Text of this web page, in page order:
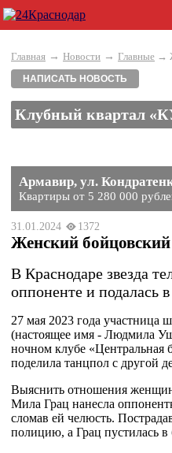
Главная → Новости → Главные →
НАПИСАТЬ НОВОСТЬ
Клубный квартал
Армавир, ул.
Квартиры от 5 280 000
31.01.2024 1372
Женский
В Краснодаре звезда
оппоненте и подалась в
27 мая 2023 года участница
(настоящее имя - Людмила
ночном клубе «Центральная
поделила танцпол с другой
Выяснить отношения
Мила Грац нанесла
сломав ей челюсть.
полицию, а Грац пустилась в